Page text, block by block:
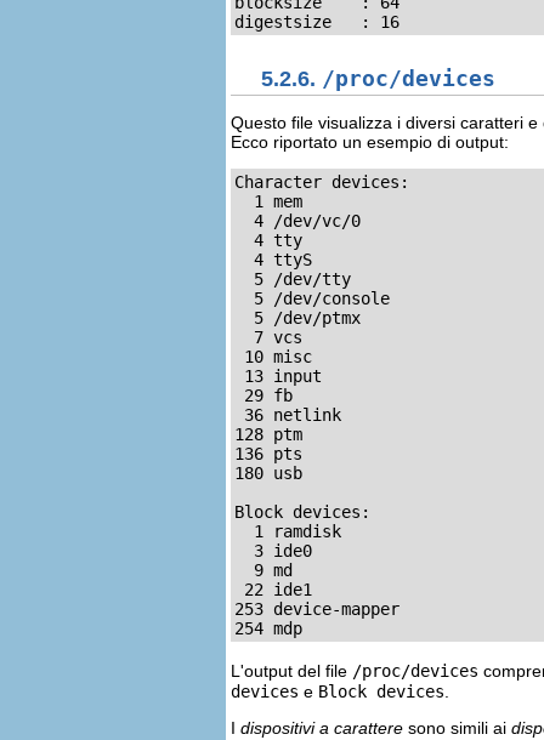
digestsize   : 16
5.2.6. /proc/devices
Questo file visualizza i diversi caratteri
Ecco riportato un esempio di output:
Character devices:
  1 mem
  4 /dev/vc/0
  4 tty
  4 ttyS
  5 /dev/tty
  5 /dev/console
  5 /dev/ptmx
  7 vcs
10 misc
13 input
29 fb
36 netlink
128 ptm
136 pts
180 usb
Block devices:
  1 ramdisk
  3 ide0
  9 md
22 ide1
253 device-mapper
254 mdp
L'output del file /proc/devices
devices e Block devices
I dispositivi a carattere sono simili ai